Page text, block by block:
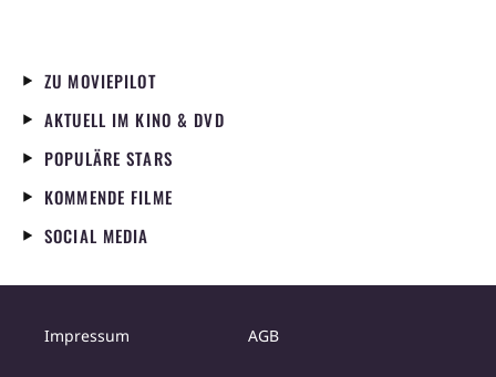
ZU MOVIEPILOT
AKTUELL IM KINO & DVD
POPULÄRE STARS
KOMMENDE FILME
SOCIAL MEDIA
Impressum AGB